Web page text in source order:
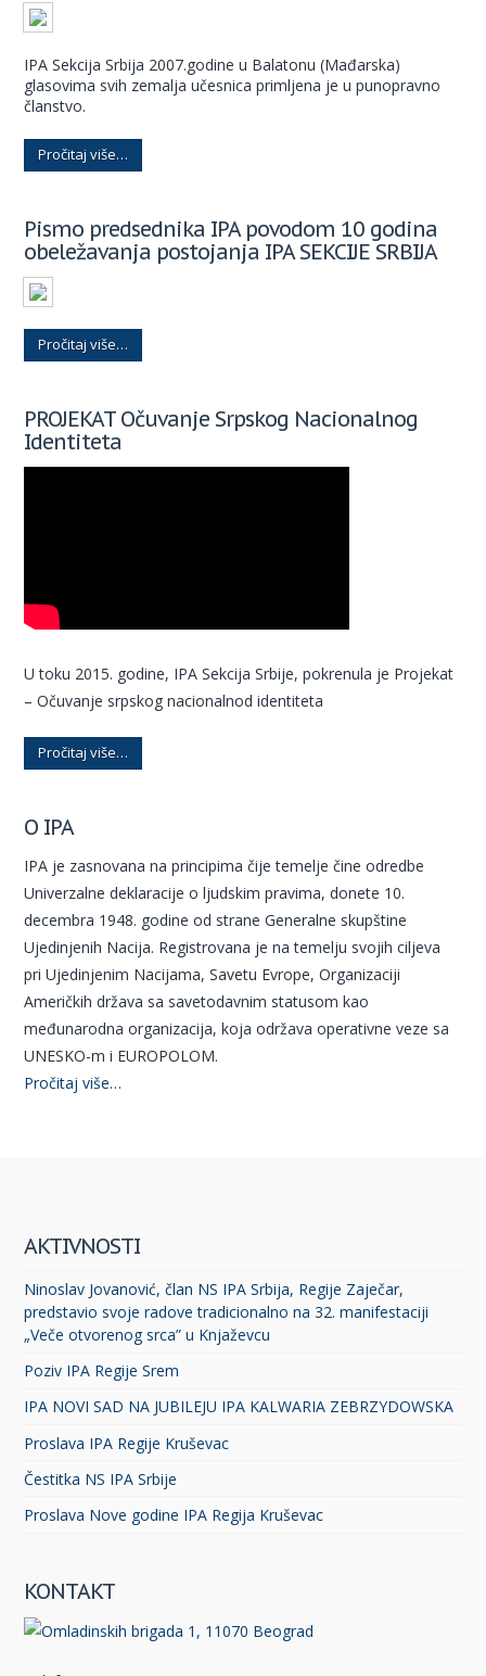
IPA Sekcija Srbija 2007.godine u Balatonu (Mađarska)
glasovima svih zemalja učesnica primljena je u punopravno
članstvo.
Pročitaj više…
Pismo predsednika IPA povodom 10 godina
obeležavanja postojanja IPA SEKCIJE SRBIJA
Pročitaj više…
PROJEKAT Očuvanje Srpskog Nacionalnog
Identiteta
U toku 2015. godine, IPA Sekcija Srbije, pokrenula je Projekat
– Očuvanje srpskog nacionalnod identiteta
Pročitaj više…
O IPA
IPA je zasnovana na principima čije temelje čine odredbe
Univerzalne deklaracije o ljudskim pravima, donete 10.
decembra 1948. godine od strane Generalne skupštine
Ujedinjenih Nacija. Registrovana je na temelju svojih ciljeva
pri Ujedinjenim Nacijama, Savetu Evrope, Organizaciji
Američkih država sa savetodavnim statusom kao
međunarodna organizacija, koja održava operativne veze sa
UNESKO-m i EUROPOLOM.
Pročitaj više…
AKTIVNOSTI
Ninoslav Jovanović, član NS IPA Srbija, Regije Zaječar,
predstavio svoje radove tradicionalno na 32. manifestaciji
„Veče otvorenog srca” u Knjaževcu
Poziv IPA Regije Srem
IPA NOVI SAD NA JUBILEJU IPA KALWARIA ZEBRZYDOWSKA
Proslava IPA Regije Kruševac
Čestitka NS IPA Srbije
Proslava Nove godine IPA Regija Kruševac
KONTAKT